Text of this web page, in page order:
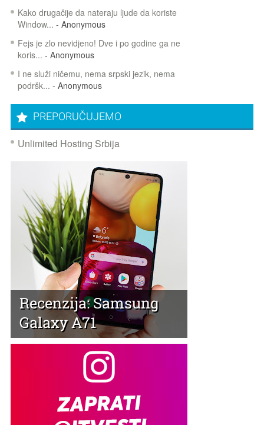
Kako drugačije da nateraju ljude da koriste
Window... - Anonymous
Fejs je zlo nevidjeno! Dve i po godine ga ne
koris... - Anonymous
I ne služi ničemu, nema srpski jezik, nema
podršk... - Anonymous
PREPORUČUJEMO
Unlimited Hosting Srbija
Recenzija: Samsung
Galaxy A71